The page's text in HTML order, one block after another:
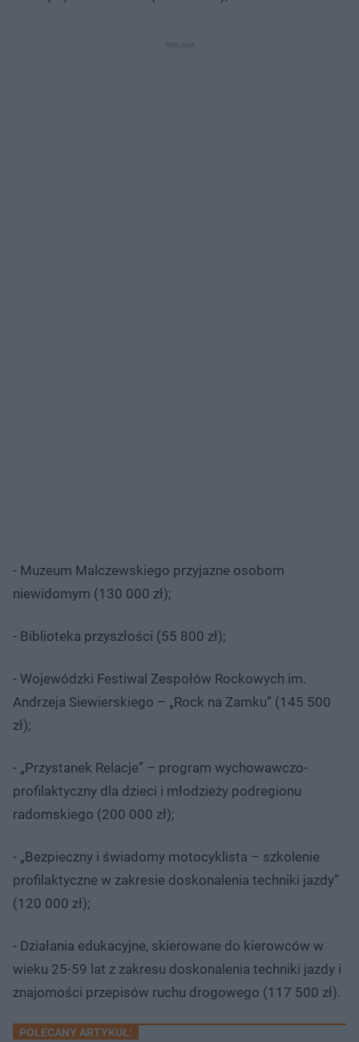
- Muzeum Malczewskiego przyjazne osobom
niewidomym (130 000 zł);
- Biblioteka przyszłości (55 800 zł);
- Wojewódzki Festiwal Zespołów Rockowych im.
Andrzeja Siewierskiego – „Rock na Zamku” (145 500
zł);
- „Przystanek Relacje” – program wychowawczo-
profilaktyczny dla dzieci i młodzieży podregionu
radomskiego (200 000 zł);
- „Bezpieczny i świadomy motocyklista – szkolenie
profilaktyczne w zakresie doskonalenia techniki jazdy”
(120 000 zł);
- Działania edukacyjne, skierowane do kierowców w
wieku 25-59 lat z zakresu doskonalenia techniki jazdy i
znajomości przepisów ruchu drogowego (117 500 zł).
POLECANY ARTYKUŁ: